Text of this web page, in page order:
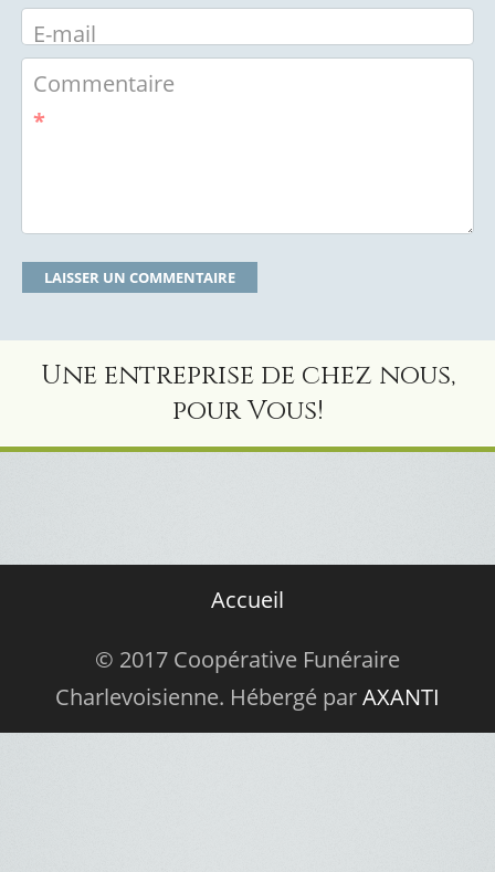
E-mail
Commentaire
*
Une entreprise de chez nous,
pour Vous!
Accueil
© 2017 Coopérative Funéraire
Charlevoisienne. Hébergé parAXANTI